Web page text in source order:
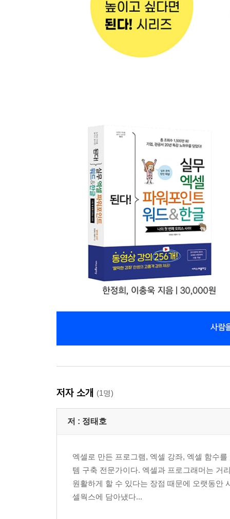
저자 소개 (1명)
저 : 정태호
엑셀로 만든 프로그램, 엑셀 강좌, 엑셀 함수
템 구축 전문가이다. 엑셀과 프로그래머는 거
원활하게 할 수 있다는 장점 때문에 오랫동안
셀웍스에 담아냈다...